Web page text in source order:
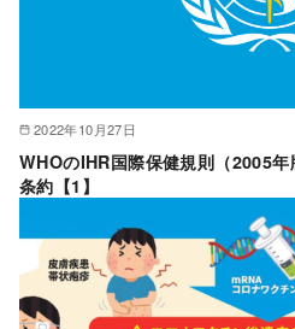
2022年10月27日
WHOのIHR国際保健規則（2005
条約【1】